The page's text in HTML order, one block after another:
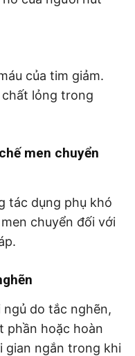
của tim giảm.
lỏng trong
men chuyển
tác dụng phụ khó
chuyển đối với
do tắc nghẽn,
phần hoặc hoàn
ngắn trong khi